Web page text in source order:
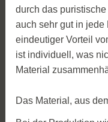
durch das
auch sehr gut in
eindeutiger Vorteil
ist individuell, was
Material
Das Material, aus